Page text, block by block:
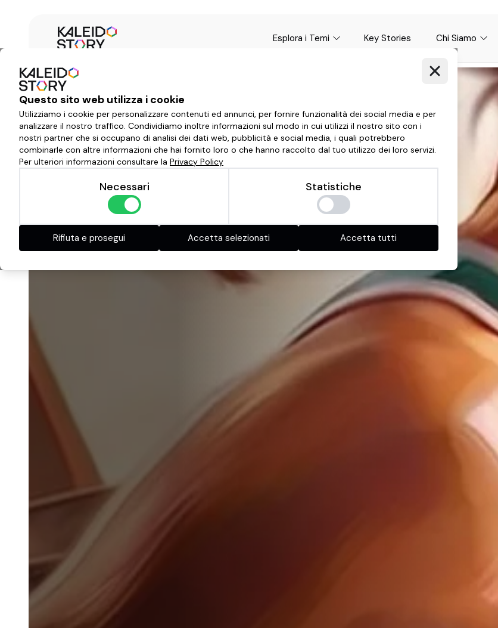
Esplora i Temi Key Stories Chi Siamo
Questo sito web utilizza i cookie
Utilizziamo i cookie per personalizzare contenuti ed annunci, per fornire funzionalità dei social media e per
analizzare il nostro traffico. Condividiamo inoltre informazioni sul modo in cui utilizzi il nostro sito con i
nostri partner che si occupano di analisi dei dati web, pubblicità e social media, i quali potrebbero
combinarle con altre informazioni che hai fornito loro o che hanno raccolto dal tuo utilizzo dei loro servizi.
Per ulteriori informazioni consultare la Privacy Policy
Necessari Statistiche
Rifiuta e prosegui Accetta selezionati Accetta tutti